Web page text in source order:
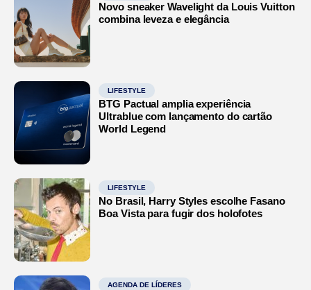
Novo sneaker Wavelight da Louis Vuitton
combina leveza e elegância
LIFESTYLE
BTG Pactual amplia experiência
Ultrablue com lançamento do cartão
World Legend
LIFESTYLE
No Brasil, Harry Styles escolhe Fasano
Boa Vista para fugir dos holofotes
AGENDA DE LÍDERES